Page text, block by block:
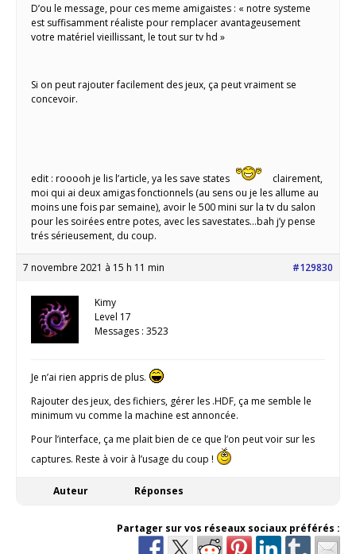
D’ou le message, pour ces meme amigaistes : « notre systeme
est suffisamment réaliste pour remplacer avantageusement
votre matériel vieillissant, le tout sur tv hd »
Si on peut rajouter facilement des jeux, ça peut vraiment se
concevoir.
edit : rooooh je lis l’article, ya les save states
clairement,
moi qui ai deux amigas fonctionnels (au sens ou je les allume au
moins une fois par semaine), avoir le 500 mini sur la tv du salon
pour les soirées entre potes, avec les savestates…bah j’y pense
trés sérieusement, du coup.
7 novembre 2021 à 15 h 11 min #129830
Kimy
Level 17
Messages : 3523
Je n’ai rien appris de plus.
Rajouter des jeux, des fichiers, gérer les .HDF, ça me semble le
minimum vu comme la machine est annoncée.
Pour l’interface, ça me plait bien de ce que l’on peut voir sur les
captures. Reste à voir à l’usage du coup !
Auteur Réponses
Partager sur vos réseaux sociaux préférés :